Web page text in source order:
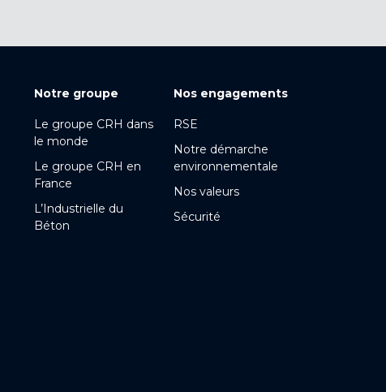
Notre groupe
Le groupe CRH dans
le monde
Le groupe CRH en
France
L’Industrielle du
Béton
Nos engagements
RSE
Notre démarche
environnementale
Nos valeurs
Sécurité